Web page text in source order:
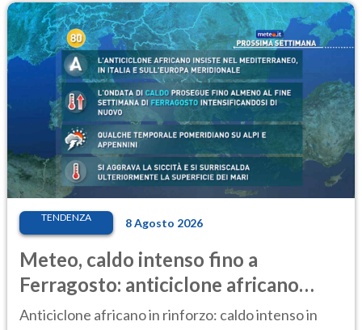
TENDENZA 8 Agosto 2026
Meteo, caldo intenso fino a
Ferragosto: anticiclone africano
ancora protagonista
Anticiclone africano in rinforzo: caldo intenso in